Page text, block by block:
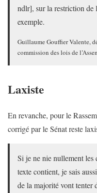
ndlr], sur la restriction de
exemple.
Guillaume Gouffier Valente,
commission des lois de
Laxiste
En revanche, pour le
corrigé par le Sénat reste
Si je ne nie nullement les
texte contient, je sais
de la majorité vont tenter